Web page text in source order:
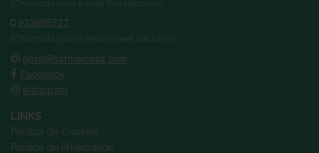
(Chamada para a rede fixa nacional)
933605727
(Chamada para a rede móvel nacional)
geral@farmaciasa.com
Facebook
Instagram
LINKS
Política de Cookies
Política de Privacidade